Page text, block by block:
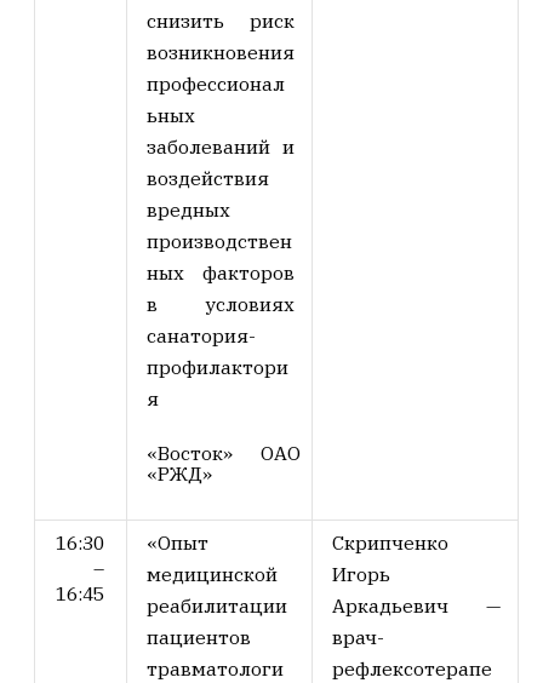
снизить риск
возникновения
профессионал
ьных
заболеваний и
воздействия
вредных
производствен
ных факторов
в условиях
санатория-
профилактори
я
«Восток» ОАО
«РЖД»
16:30
–
16:45
«Опыт
медицинской
реабилитации
пациентов
травматологи
Скрипченко
Игорь
Аркадьевич —
врач-
рефлексотерапе